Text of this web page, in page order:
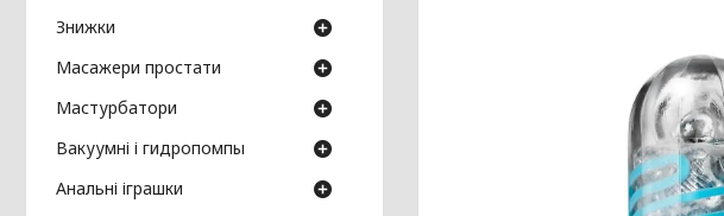
Знижки
Масажери простати
Мастурбатори
Вакуумні і гидропомпы
Анальні іграшки